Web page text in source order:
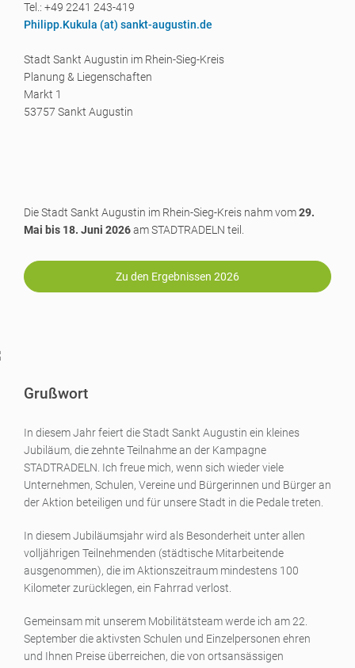
Tel.: +49 2241 243-419
Philipp.Kukula (at) sankt-augustin.de
Stadt Sankt Augustin im Rhein-Sieg-Kreis
Planung & Liegenschaften
Markt 1
53757 Sankt Augustin
Die Stadt Sankt Augustin im Rhein-Sieg-Kreis nahm vom29.
Mai bis 18. Juni 2026am STADTRADELN teil.
Zu den Ergebnissen 2026
Grußwort
In diesem Jahr feiert die Stadt Sankt Augustin ein kleines
Jubiläum, die zehnte Teilnahme an der Kampagne
STADTRADELN. Ich freue mich, wenn sich wieder viele
Unternehmen, Schulen, Vereine und Bürgerinnen und Bürger an
der Aktion beteiligen und für unsere Stadt in die Pedale treten.
In diesem Jubiläumsjahr wird als Besonderheit unter allen
volljährigen Teilnehmenden (städtische Mitarbeitende
ausgenommen), die im Aktionszeitraum mindestens 100
Kilometer zurücklegen, ein Fahrrad verlost.
Gemeinsam mit unserem Mobilitätsteam werde ich am 22.
September die aktivsten Schulen und Einzelpersonen ehren
und Ihnen Preise überreichen, die von ortsansässigen